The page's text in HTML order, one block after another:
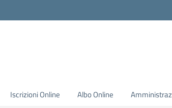
Iscrizioni Online Albo Online